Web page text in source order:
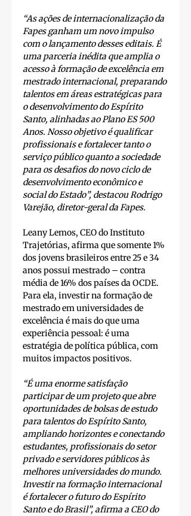
“As ações de internacionalização da
Fapes ganham um novo impulso
com o lançamento desses editais. É
uma parceria inédita que amplia o
acesso à formação de excelência em
mestrado internacional, preparando
talentos em áreas estratégicas para
o desenvolvimento do Espírito
Santo, alinhadas ao Plano ES 500
Anos. Nosso objetivo é qualificar
profissionais e fortalecer tanto o
serviço público quanto a sociedade
para os desafios do novo ciclo de
desenvolvimento econômico e
social do Estado”, destacou Rodrigo
Varejão, diretor-geral da Fapes.
Leany Lemos, CEO do Instituto
Trajetórias, afirma que somente 1%
dos jovens brasileiros entre 25 e 34
anos possui mestrado – contra
média de 16% dos países da OCDE.
Para ela, investir na formação de
mestrado em universidades de
excelência é mais do que uma
experiência pessoal: é uma
estratégia de política pública, com
muitos impactos positivos.
“É uma enorme satisfação
participar de um projeto que abre
oportunidades de bolsas de estudo
para talentos do Espírito Santo,
ampliando horizontes e conectando
estudantes, profissionais do setor
privado e servidores públicos às
melhores universidades do mundo.
Investir na formação internacional
é fortalecer o futuro do Espírito
Santo e do Brasil”, afirma a CEO do